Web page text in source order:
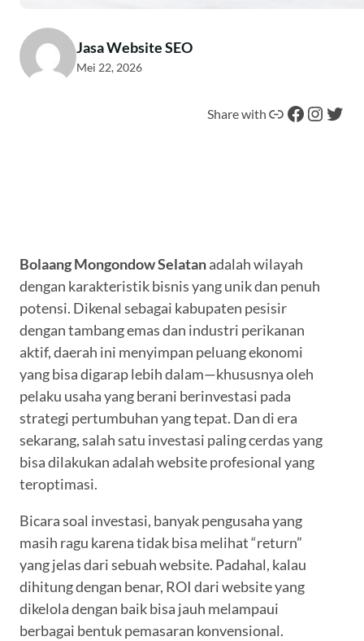
Jasa Website SEO
Mei 22, 2026
Share with Tautan Facebook Instagram Twitter
Bolaang Mongondow Selatanadalah wilayah
dengan karakteristik bisnis yang unik dan penuh
potensi. Dikenal sebagai kabupaten pesisir
dengan tambang emas dan industri perikanan
aktif, daerah ini menyimpan peluang ekonomi
yang bisa digarap lebih dalam—khususnya oleh
pelaku usaha yang berani berinvestasi pada
strategi pertumbuhan yang tepat. Dan di era
sekarang, salah satu investasi paling cerdas yang
bisa dilakukan adalah website profesional yang
teroptimasi.
Bicara soal investasi, banyak pengusaha yang
masih ragu karena tidak bisa melihat “return”
yang jelas dari sebuah website. Padahal, kalau
dihitung dengan benar, ROI dari website yang
dikelola dengan baik bisa jauh melampaui
berbagai bentuk pemasaran konvensional.